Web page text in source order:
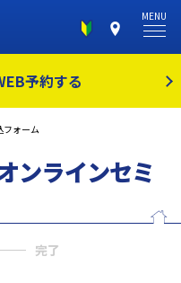
予約する
MENU
フォーム
ンラインセミ
完了